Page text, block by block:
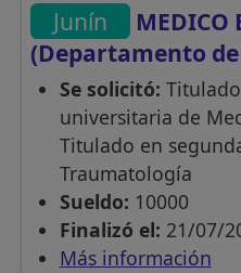
Junín
MEDICO
(Departamento
Se solicitó:
universitaria de
Titulado en
Traumatología
Sueldo: 10000
Finalizó el: 21/07/
Más información